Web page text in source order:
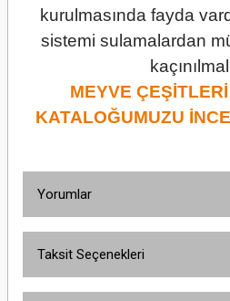
kurulmasında fayda
sistemi sulamalardan
MEYVE
KATALOĞUMUZU
Yorumlar
Taksit Seçenekleri